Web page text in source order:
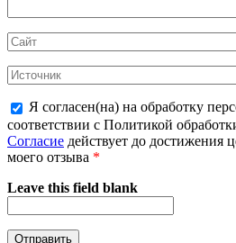
Я согласен(на) на обработку
соответствии с Политикой
Согласие действует до достижения
моего отзыва *
Leave this field blank